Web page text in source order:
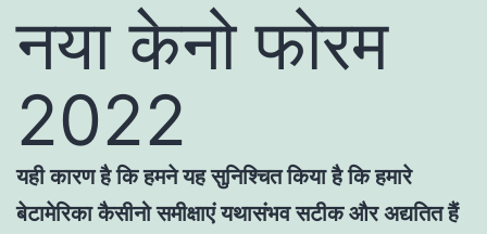
नया केनो फोरम
2022
यही कारण है कि हमने यह सुनिश्चित किया है कि हमारे
बेटामेरिका कैसीनो समीक्षाएं यथासंभव सटीक और अद्यतित हैं